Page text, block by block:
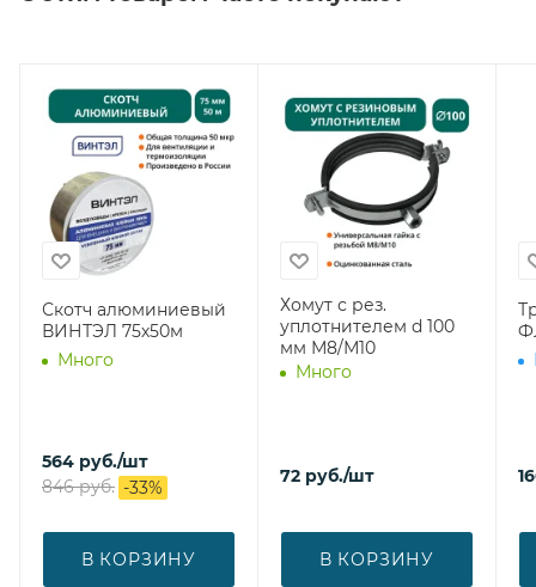
Скотч алюминиевый
ВИНТЭЛ 75х50м
Много
564 руб./шт
846руб. -33%
В КОРЗИНУ
Хомут с рез.
уплотнителем d 100
мм М8/М10
Много
72 руб./шт
В КОРЗИНУ